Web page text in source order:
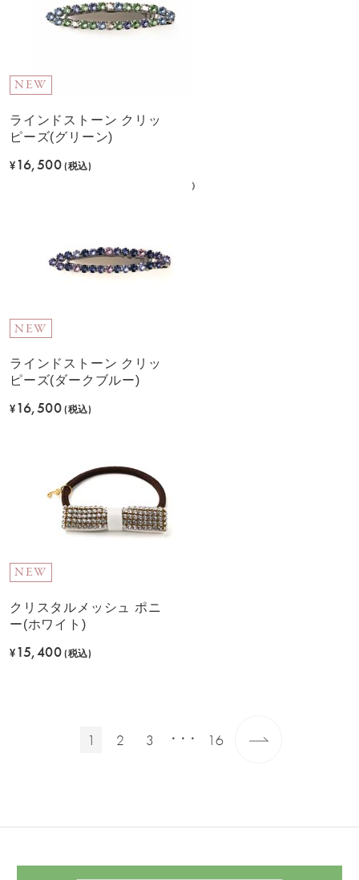
NEW
ラインドストーン クリッ
ピーズ(グリーン)
¥ 16,500(税込)
NEW
ラインドストーン クリッ
ピーズ(ダークブルー)
¥ 16,500(税込)
NEW
クリスタルメッシュ ポニ
ー(ホワイト)
¥ 15,400(税込)
1 2 3 ・・・ 16